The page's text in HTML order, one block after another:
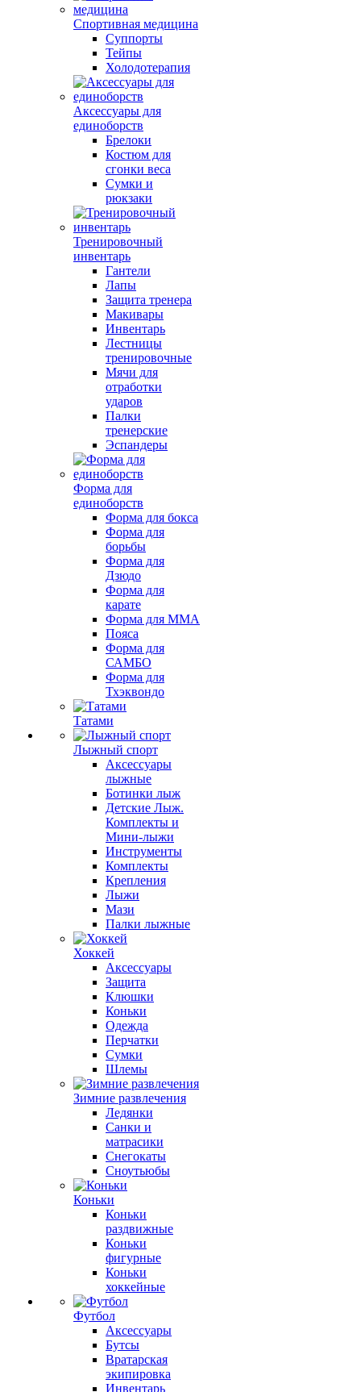
Спортивная медицина
Суппорты
Тейпы
Холодотерапия
Аксессуары для
единоборств
Брелоки
Костюм для
сгонки веса
Сумки и
рюкзаки
Тренировочный
инвентарь
Гантели
Лапы
Защита тренера
Макивары
Инвентарь
Лестницы
тренировочные
Мячи для
отработки
ударов
Палки
тренерские
Эспандеры
Форма для
единоборств
Форма для бокса
Форма для
борьбы
Форма для
Дзюдо
Форма для
карате
Форма для MMA
Пояса
Форма для
САМБО
Форма для
Тхэквондо
Татами
Лыжный спорт
Аксессуары
лыжные
Ботинки лыж
Детские Лыж.
Комплекты и
Мини-лыжи
Инструменты
Комплекты
Крепления
Лыжи
Мази
Палки лыжные
Хоккей
Аксессуары
Защита
Клюшки
Коньки
Одежда
Перчатки
Сумки
Шлемы
Зимние развлечения
Ледянки
Санки и
матрасики
Снегокаты
Сноутьюбы
Коньки
Коньки
раздвижные
Коньки
фигурные
Коньки
хоккейные
Футбол
Аксессуары
Бутсы
Вратарская
экипировка
Инвентарь